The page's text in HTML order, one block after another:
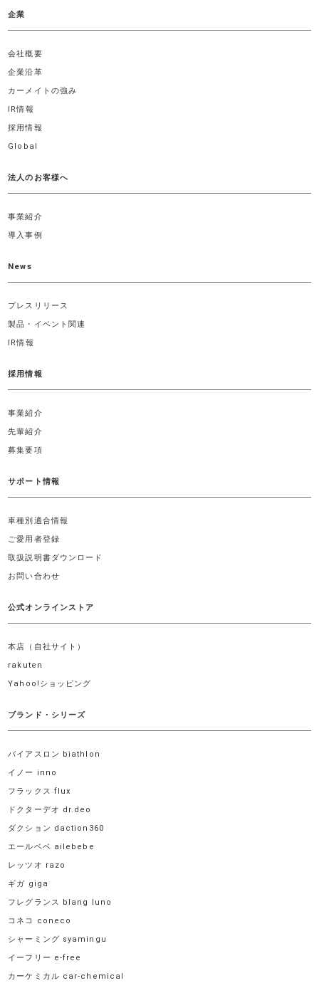
企業
会社概要
企業沿革
カーメイトの強み
IR情報
採用情報
Global
法人のお客様へ
事業紹介
導入事例
News
プレスリリース
製品・イベント関連
IR情報
採用情報
事業紹介
先輩紹介
募集要項
サポート情報
車種別適合情報
ご愛用者登録
取扱説明書ダウンロード
お問い合わせ
公式オンラインストア
本店（自社サイト）
rakuten
Yahoo!ショッピング
ブランド・シリーズ
バイアスロン biathlon
イノー inno
フラックス flux
ドクターデオ dr.deo
ダクション daction360
エールベベ ailebebe
レッツオ razo
ギガ giga
フレグランス blang luno
コネコ coneco
シャーミング syamingu
イーフリー e-free
カーケミカル car-chemical